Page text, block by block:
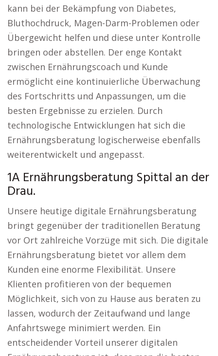
kann bei der Bekämpfung von Diabetes,
Bluthochdruck, Magen-Darm-Problemen oder
Übergewicht helfen und diese unter Kontrolle
bringen oder abstellen. Der enge Kontakt
zwischen Ernährungscoach und Kunde
ermöglicht eine kontinuierliche Überwachung
des Fortschritts und Anpassungen, um die
besten Ergebnisse zu erzielen. Durch
technologische Entwicklungen hat sich die
Ernährungsberatung logischerweise ebenfalls
weiterentwickelt und angepasst.
1A Ernährungsberatung Spittal an der
Drau.
Unsere heutige digitale Ernährungsberatung
bringt gegenüber der traditionellen Beratung
vor Ort zahlreiche Vorzüge mit sich. Die digitale
Ernährungsberatung bietet vor allem dem
Kunden eine enorme Flexibilität. Unsere
Klienten profitieren von der bequemen
Möglichkeit, sich von zu Hause aus beraten zu
lassen, wodurch der Zeitaufwand und lange
Anfahrtswege minimiert werden. Ein
entscheidender Vorteil unserer digitalen